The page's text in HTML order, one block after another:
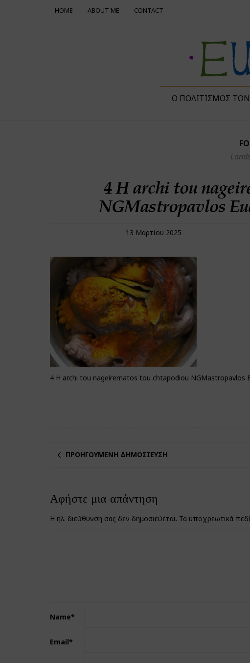
HOME ABOUT ME CONTACT
Ο ΠΟΛΙΤΙΣΜΌΣ
4 H archi tou
NGMastropavlos
13 Μαρτίου 2025
4 H archi tou nageirematos tou chtapodiou NGMastropavlos
ΠΡΟΗΓΟΎΜΕΝΗ ΔΗΜΟΣΊΕΥΣΗ
Αφήστε μια απάντηση
Η ηλ. διεύθυνση σας δεν δημοσιεύεται. Τα υποχρεωτικά
Name*
Email*